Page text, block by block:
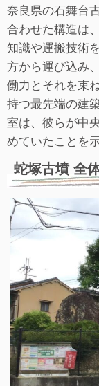
奈良県の石舞台
合わせた構造は
知識や運搬技術
方から運び込み
働力とそれを束
持つ最先端の建
室は、彼らが中
めていたことを
蛇塚古墳 全